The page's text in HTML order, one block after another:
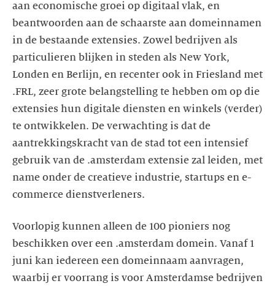
aan economische groei op digitaal vlak, en
beantwoorden aan de schaarste aan domeinnamen
in de bestaande extensies. Zowel bedrijven als
particulieren blijken in steden als New York,
Londen en Berlijn, en recenter ook in Friesland met
.FRL, zeer grote belangstelling te hebben om op die
extensies hun digitale diensten en winkels (verder)
te ontwikkelen. De verwachting is dat de
aantrekkingskracht van de stad tot een intensief
gebruik van de .amsterdam extensie zal leiden, met
name onder de creatieve industrie, startups en e-
commerce dienstverleners.
Voorlopig kunnen alleen de 100 pioniers nog
beschikken over een .amsterdam domein. Vanaf 1
juni kan iedereen een domeinnaam aanvragen,
waarbij er voorrang is voor Amsterdamse bedrijven